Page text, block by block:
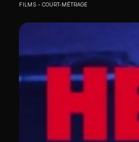
FILMS COURT-MÉTRAGE